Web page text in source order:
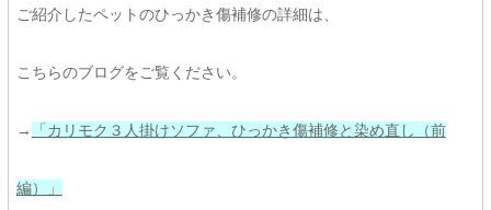
ご紹介したペットのひっかき傷補修の詳細は、
こちらのブログをご覧ください。
→ 「カリモク３人掛けソファ、ひっかき傷補修と染め直し（前
編）」